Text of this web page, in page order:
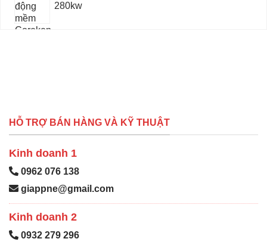
280kw
HỖ TRỢ BÁN HÀNG VÀ KỸ THUẬT
Kinh doanh 1
0962 076 138
giappne@gmail.com
Kinh doanh 2
0932 279 296